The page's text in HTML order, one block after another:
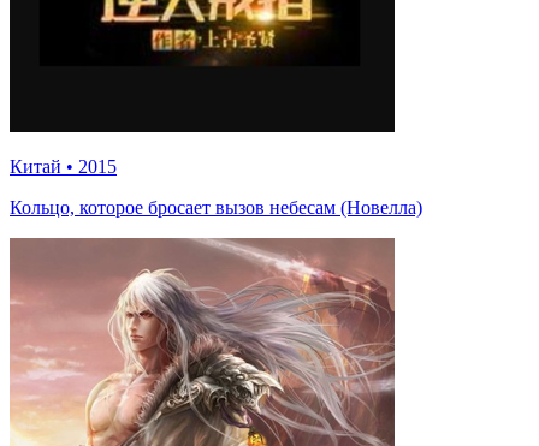
Китай • 2015
Кольцо, которое бросает вызов небесам (Новелла)